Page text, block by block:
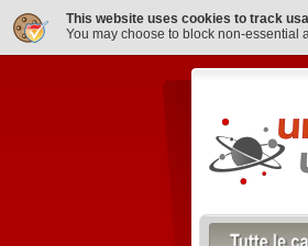
This website uses cookies to track
You may choose to block non-essential